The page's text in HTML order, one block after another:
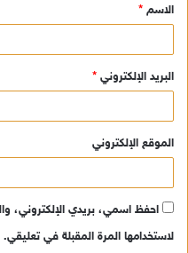
*
الاسم *
البريد الإلكتروني *
الموقع الإلكتروني
احفظ اسمي، بريدي الإلكتروني،
لاستخدامها المرة المقبلة في تعليقي.